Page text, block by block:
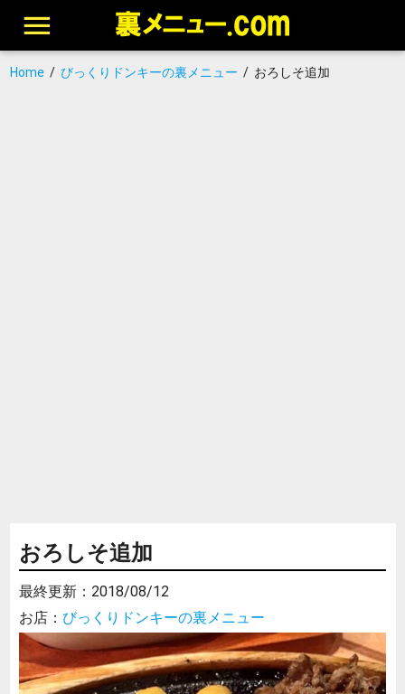
Home/ びっくりドンキーの裏メニュー / おろしそ追加
おろしそ追加
最終更新： 2018/08/12
お店： びっくりドンキーの裏メニュー